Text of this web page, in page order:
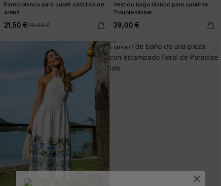
Pareo blanco para cubrir castillos de
arena
21,50 €26,90 €
Vestido largo blanco para cubrirse
Trouble Maker
39,00 €
NUEVO